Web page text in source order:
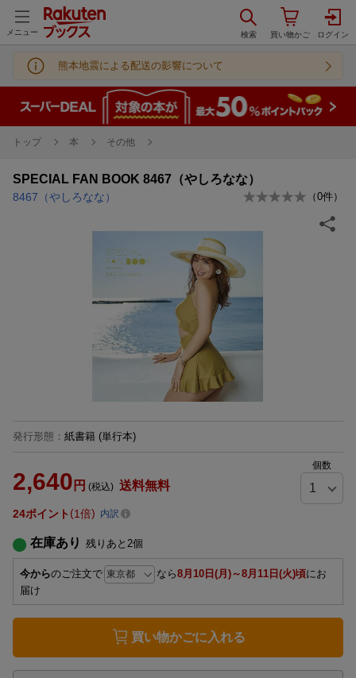
メニュー
熊本地震による配送の影響について
トップ 本 その他
SPECIAL FAN BOOK 8467（やしろなな）
8467（やしろなな） （0件）
発行形態 ： 紙書籍 (単行本)
2,640 円 (税込) 送料無料
個数
24ポイント 1倍 内訳
在庫あり 残りあと 2個
今からのご注文で なら8月10日(月)～8月11日(火)頃にお
届け
買い物かごに入れる